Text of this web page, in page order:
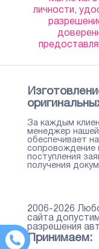
личности,
За каждым
менеджер
обеспечивает
сопровождение
поступления
получения
2006-2026
сайта
разрешения
Принимаем: